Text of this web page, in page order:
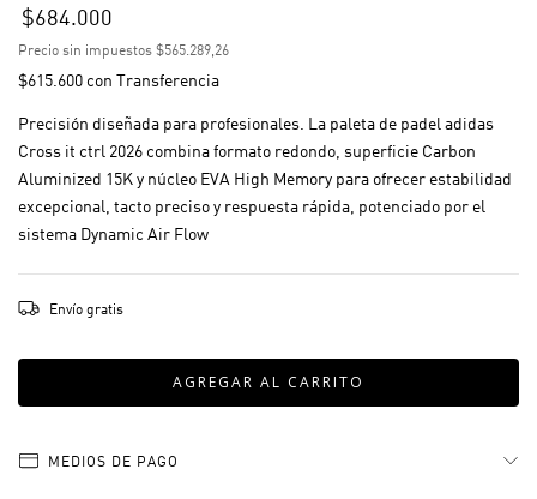
$684.000
Precio sin impuestos $565.289,26
$615.600 con Transferencia
Precisión diseñada para profesionales. La paleta de padel adidas
Cross it ctrl 2026 combina formato redondo, superficie Carbon
Aluminized 15K y núcleo EVA High Memory para ofrecer estabilidad
excepcional, tacto preciso y respuesta rápida, potenciado por el
sistema Dynamic Air Flow
Envío gratis
MEDIOS DE PAGO